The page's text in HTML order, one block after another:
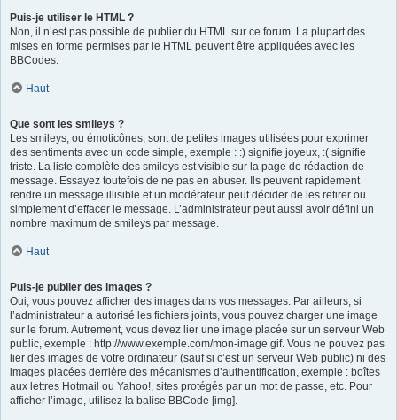
Puis-je utiliser le HTML ?
Non, il n’est pas possible de publier du HTML sur ce forum. La plupart des
mises en forme permises par le HTML peuvent être appliquées avec les
BBCodes.
Haut
Que sont les smileys ?
Les smileys, ou émoticônes, sont de petites images utilisées pour exprimer
des sentiments avec un code simple, exemple : :) signifie joyeux, :( signifie
triste. La liste complète des smileys est visible sur la page de rédaction de
message. Essayez toutefois de ne pas en abuser. Ils peuvent rapidement
rendre un message illisible et un modérateur peut décider de les retirer ou
simplement d’effacer le message. L’administrateur peut aussi avoir défini un
nombre maximum de smileys par message.
Haut
Puis-je publier des images ?
Oui, vous pouvez afficher des images dans vos messages. Par ailleurs, si
l’administrateur a autorisé les fichiers joints, vous pouvez charger une image
sur le forum. Autrement, vous devez lier une image placée sur un serveur Web
public, exemple : http://www.exemple.com/mon-image.gif. Vous ne pouvez pas
lier des images de votre ordinateur (sauf si c’est un serveur Web public) ni des
images placées derrière des mécanismes d’authentification, exemple : boîtes
aux lettres Hotmail ou Yahoo!, sites protégés par un mot de passe, etc. Pour
afficher l’image, utilisez la balise BBCode [img].